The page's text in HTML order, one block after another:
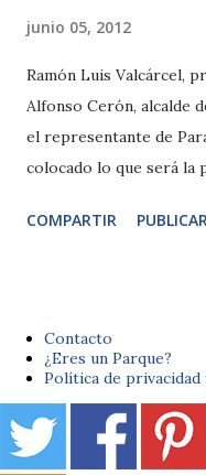
junio 05, 2012
Ramón Luis Valcárcel,
Alfonso Cerón, alcalde
el representante de
colocado lo que será la
inaugurado para el año
puedes informarte
COMPARTIR
Contacto
¿Eres un Parque?
Política de privacidad